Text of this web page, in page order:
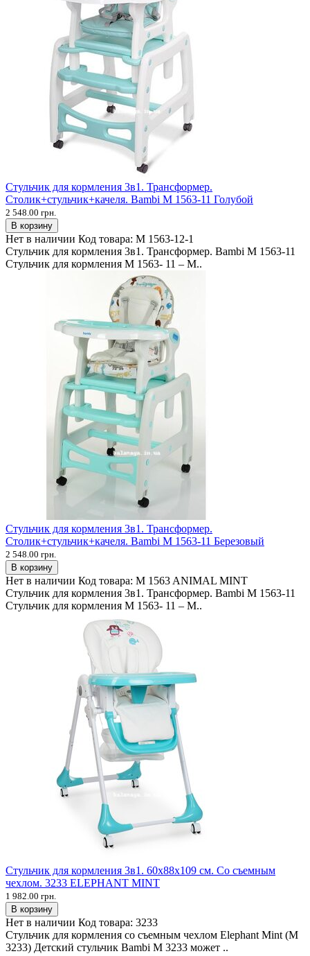
Стульчик для кормления 3в1. Трансформер.
Столик+стульчик+качеля. Bambi M 1563-11 Голубой
2 548.00 грн.
В корзину
Нет в наличии Код товара: M 1563-12-1
Стульчик для кормления 3в1. Трансформер. Bambi M 1563-11
Стульчик для кормления M 1563- 11 – М..
Стульчик для кормления 3в1. Трансформер.
Столик+стульчик+качеля. Bambi M 1563-11 Березовый
2 548.00 грн.
В корзину
Нет в наличии Код товара: M 1563 ANIMAL MINT
Стульчик для кормления 3в1. Трансформер. Bambi M 1563-11
Стульчик для кормления M 1563- 11 – М..
Стульчик для кормления 3в1. 60х88х109 см. Со съемным
чехлом. 3233 ELEPHANT MINT
1 982.00 грн.
В корзину
Нет в наличии Код товара: 3233
Стульчик для кормления со съемным чехлом Elephant Mint (M
3233) Детский стульчик Bambi M 3233 может ..